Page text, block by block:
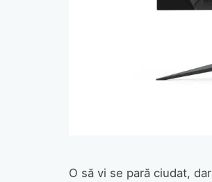
O să vi se pară ciudat,